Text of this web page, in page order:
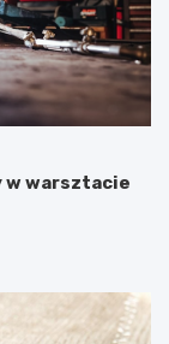
w warsztacie